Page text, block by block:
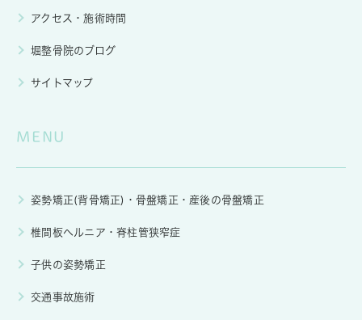
アクセス・施術時間
堀整骨院のブログ
サイトマップ
MENU
姿勢矯正(背骨矯正)・骨盤矯正・産後の骨盤矯正
椎間板ヘルニア・脊柱管狭窄症
子供の姿勢矯正
交通事故施術